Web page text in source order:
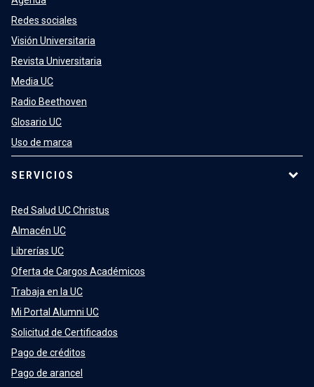
Redes sociales
Visión Universitaria
Revista Universitaria
Media UC
Radio Beethoven
Glosario UC
Uso de marca
SERVICIOS
Red Salud UC Christus
Almacén UC
Librerías UC
Oferta de Cargos Académicos
Trabaja en la UC
Mi Portal Alumni UC
Solicitud de Certificados
Pago de créditos
Pago de arancel